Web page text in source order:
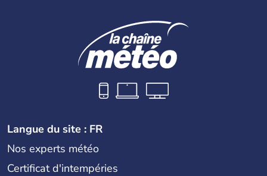
Langue du site : FR
Nos experts météo
Certificat d'intempéries